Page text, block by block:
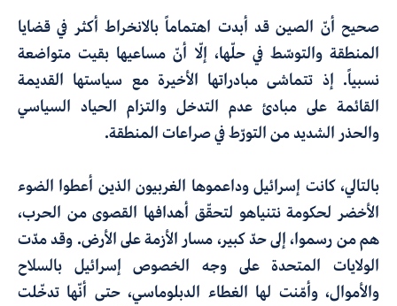
صحيح أنّ الصين قد أبدت اهتماماً بالانخراط أكثر في قضايا
المنطقة والتوسّط في حلّها، إلّا أنّ مساعيها بقيت متواضعة
نسبياً. إذ تتماشى مبادراتها الأخيرة مع سياستها القديمة
القائمة على مبادئ عدم التدخل والتزام الحياد السياسي
والحذر الشديد من التورّط في صراعات المنطقة.
بالتالي، كانت إسرائيل وداعموها الغربيون الذين أعطوا الضوء
الأخضر لحكومة نتنياهو لتحقّق أهدافها القصوى من الحرب،
هم من رسموا، إلى حدّ كبير، مسار الأزمة على الأرض. وقد مدّت
الولايات المتحدة على وجه الخصوص إسرائيل بالسلاح
والأموال، وأمّنت لها الغطاء الدبلوماسي، حتى أنّها تدخّلت